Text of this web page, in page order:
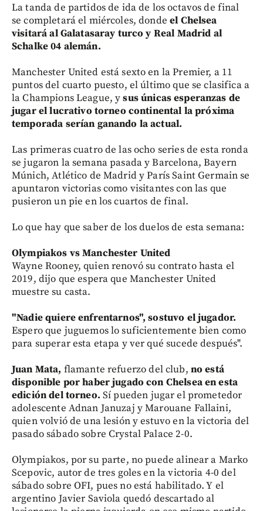
La tanda de partidos de ida de los octavos de final
se completará el miércoles, donde el Chelsea
visitará al Galatasaray turco y Real Madrid al
Schalke 04 alemán.
Manchester United está sexto en la Premier, a 11
puntos del cuarto puesto, el último que se clasifica a
la Champions League, ysus únicas esperanzas de
jugar el lucrativo torneo continental la próxima
temporada serían ganando la actual.
Las primeras cuatro de las ocho series de esta ronda
se jugaron la semana pasada y Barcelona, Bayern
Múnich, Atlético de Madrid y París Saint Germain se
apuntaron victorias como visitantes con las que
pusieron un pie en los cuartos de final.
Lo que hay que saber de los duelos de esta semana:
Olympiakos vs Manchester United
Wayne Rooney, quien renovó su contrato hasta el
2019, dijo que espera que Manchester United
muestre su casta.
"Nadie quiere enfrentarnos", sostuvo el jugador.
Espero que juguemos lo suficientemente bien como
para superar esta etapa y ver qué sucede después".
Juan Mata, flamante refuerzo del club, no está
disponible por haber jugado con Chelsea en esta
edición del torneo. Sí pueden jugar el prometedor
adolescente Adnan Januzaj y Marouane Fallaini,
quien volvió de una lesión y estuvo en la victoria del
pasado sábado sobre Crystal Palace 2-0.
Olympiakos, por su parte, no puede alinear a Marko
Scepovic, autor de tres goles en la victoria 4-0 del
sábado sobre OFI, pues no está habilitado. Y el
argentino Javier Saviola quedó descartado al